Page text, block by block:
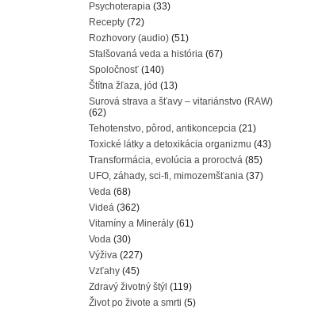
Psychoterapia (33)
Recepty (72)
Rozhovory (audio) (51)
Sfalšovaná veda a história (67)
Spoločnosť (140)
Štítna žľaza, jód (13)
Surová strava a šťavy – vitariánstvo (RAW)
(62)
Tehotenstvo, pôrod, antikoncepcia (21)
Toxické látky a detoxikácia organizmu (43)
Transformácia, evolúcia a proroctvá (85)
UFO, záhady, sci-fi, mimozemšťania (37)
Veda (68)
Videá (362)
Vitamíny a Minerály (61)
Voda (30)
Výživa (227)
Vzťahy (45)
Zdravý životný štýl (119)
Život po živote a smrti (5)